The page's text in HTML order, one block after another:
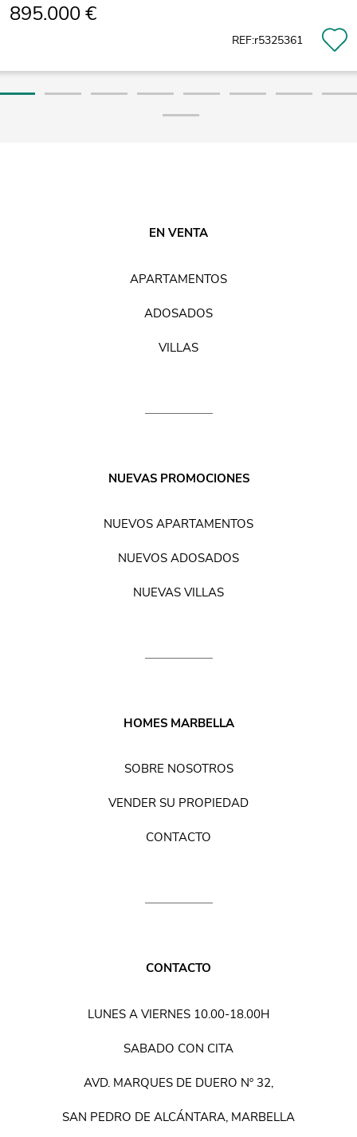
895.000 €
REF:r5325361
EN VENTA
APARTAMENTOS
ADOSADOS
VILLAS
NUEVAS PROMOCIONES
NUEVOS APARTAMENTOS
NUEVOS ADOSADOS
NUEVAS VILLAS
HOMES MARBELLA
SOBRE NOSOTROS
VENDER SU PROPIEDAD
CONTACTO
CONTACTO
LUNES A VIERNES 10.00-18.00H
SABADO CON CITA
AVD. MARQUES DE DUERO Nº 32,
SAN PEDRO DE ALCÁNTARA, MARBELLA